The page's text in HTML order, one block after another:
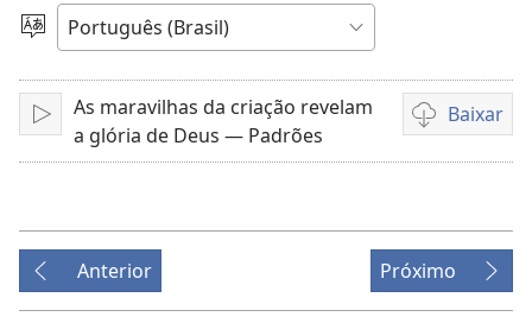
vídeo
Escolher
idioma
Reproduzir
As maravilhas da criação revelam
a glória de Deus — Padrões
Baixar
Opções
de
Anterior
Próximo